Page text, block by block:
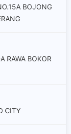
BOJONG
RAWA BOKOR
CITY